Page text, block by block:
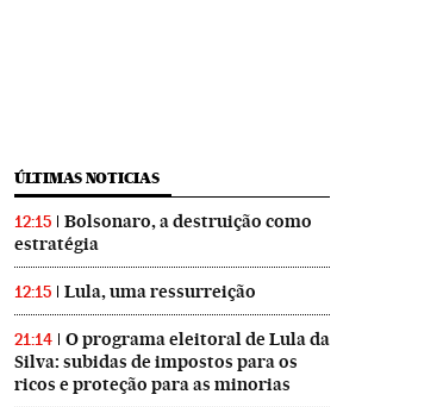
ÚLTIMAS NOTICIAS
12:15
Bolsonaro, a destruição como
estratégia
12:15 Lula, uma ressurreição
21:14
O programa eleitoral de Lula da
Silva: subidas de impostos para os
ricos e proteção para as minorias